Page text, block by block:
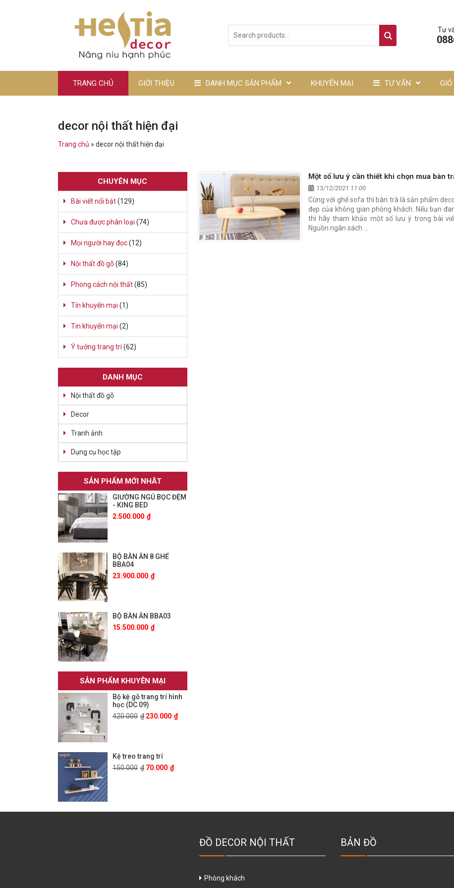
Tư
TRANG CHỦ GIỚI THIỆU DANH MỤC SẢN PHẨM KHUYẾN MẠI TƯ VẤN GIỎ
decor nội thất hiện đại
Trang chủ » decor nội thất hiện đại
Một số lưu ý cần thiết khi chọn mua bàn
13/12/2021 11:00
Cùng với ghế sofa thì bàn trà là sản phẩm
đẹp của không gian phòng khách. Nếu bạn
thì hãy tham khảo một số lưu ý trong bài
Nguồn ngân sách …
CHUYÊN MỤC
Bài viết nổi bật(129)
Chưa được phân loại (74)
Mọi người hay đọc(12)
Nội thất đồ gỗ(84)
Phong cách nội thất(85)
Tín khuyến mại (1)
Tin khuyến mại (2)
Ý tưởng trang trí(62)
DANH MỤC
Nội thất đồ gỗ
Decor
Tranh ảnh
Dụng cụ học tập
SẢN PHẨM MỚI NHÂT
GIƯỜNG NGỦ BỌC ĐỆM
- KING BED
2.500.000 ₫
BỘ BÀN ĂN 8 GHẾ
BBA04
23.900.000 ₫
BỘ BÀN ĂN BBA03
15.500.000 ₫
SẢN PHẨM KHUYỄN MẠI
Bộ kệ gỗ trang trí hình
học (DC 09)
420.000 ₫ 230.000 ₫
Kệ treo trang trí
150.000 ₫ 70.000 ₫
ĐỒ DECOR NỘI THẤT
Phòng khách
BẢN ĐỒ